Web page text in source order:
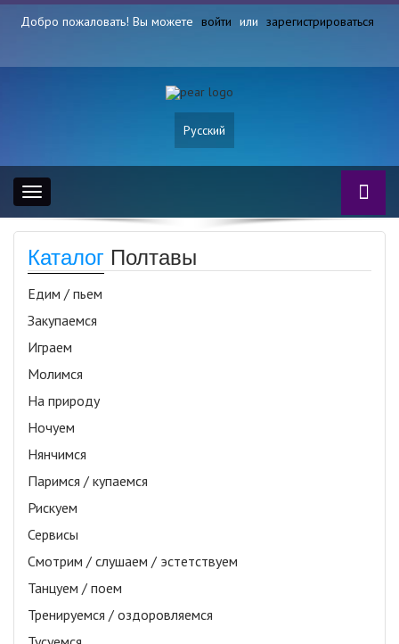
Добро пожаловать! Вы можете войти или зарегистрироваться
Русский
Toggle
navigation
Каталог Полтавы
Едим / пьем
Закупаемся
Играем
Молимся
На природу
Ночуем
Нянчимся
Паримся / купаемся
Рискуем
Сервисы
Смотрим / слушаем / эстетствуем
Танцуем / поем
Тренируемся / оздоровляемся